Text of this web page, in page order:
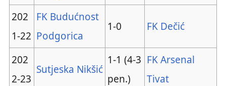
202
1-22
FK Budućnost
Podgorica
1-0 FK Dečić
202
2-23
Sutjeska Nikšić
1-1 (4-3
pen.)
FK Arsenal
Tivat